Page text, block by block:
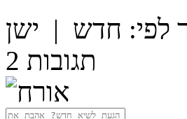
לפי: חדש | ישן
2 תגובות